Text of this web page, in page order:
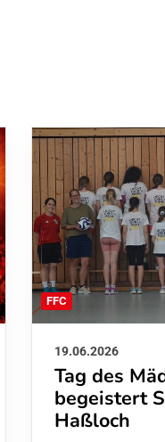
FFC
19.06.2026
Tag des
begeistert
Haßloch